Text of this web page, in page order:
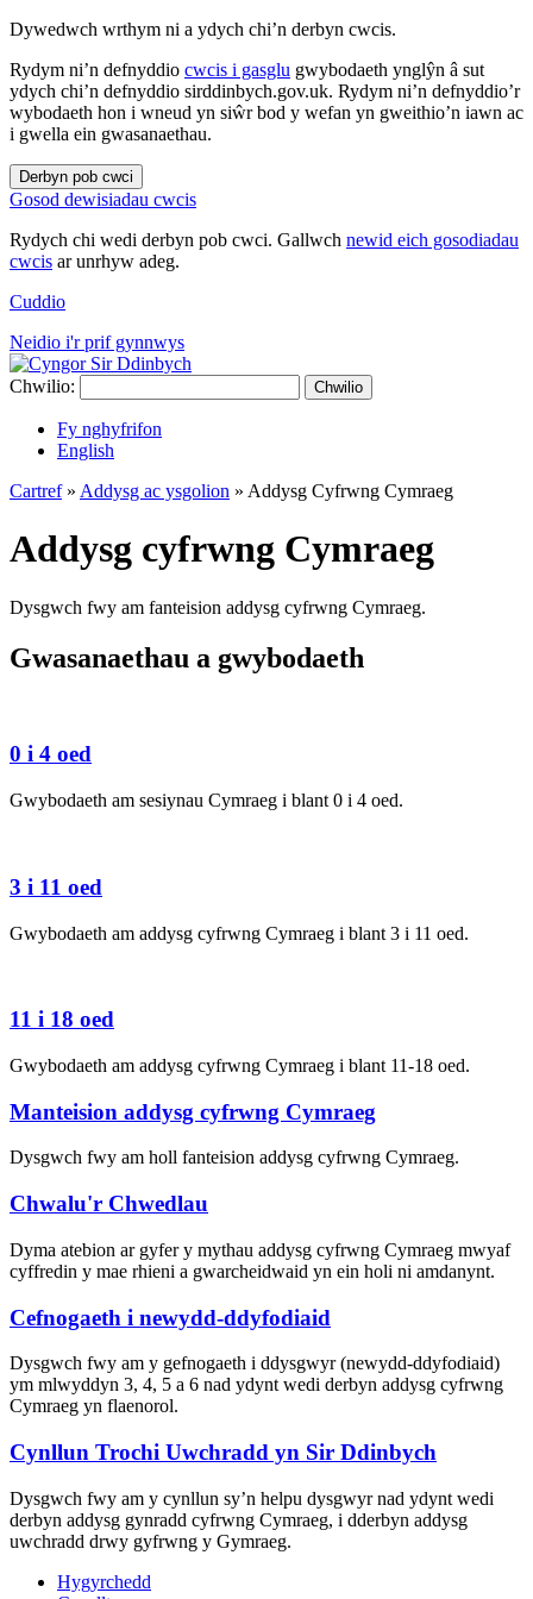
Dywedwch wrthym ni a ydych chi’n derbyn cwcis.
Rydym ni’n defnyddio cwcis i gasglu gwybodaeth ynglŷn â sut
ydych chi’n defnyddio sirddinbych.gov.uk. Rydym ni’n defnyddio’r
wybodaeth hon i wneud yn siŵr bod y wefan yn gweithio’n iawn ac
i gwella ein gwasanaethau.
Derbyn pob cwci
Gosod dewisiadau cwcis
Rydych chi wedi derbyn pob cwci. Gallwch newid eich gosodiadau
cwcis ar unrhyw adeg.
Cuddio
Neidio i'r prif gynnwys
Chwilio: Chwilio
Fy nghyfrifon
English
Cartref» Addysg ac ysgolion » Addysg Cyfrwng Cymraeg
Addysg cyfrwng Cymraeg
Dysgwch fwy am fanteision addysg cyfrwng Cymraeg.
Gwasanaethau a gwybodaeth
0 i 4 oed
Gwybodaeth am sesiynau Cymraeg i blant 0 i 4 oed.
3 i 11 oed
Gwybodaeth am addysg cyfrwng Cymraeg i blant 3 i 11 oed.
11 i 18 oed
Gwybodaeth am addysg cyfrwng Cymraeg i blant 11-18 oed.
Manteision addysg cyfrwng Cymraeg
Dysgwch fwy am holl fanteision addysg cyfrwng Cymraeg.
Chwalu'r Chwedlau
Dyma atebion ar gyfer y mythau addysg cyfrwng Cymraeg mwyaf
cyffredin y mae rhieni a gwarcheidwaid yn ein holi ni amdanynt.
Cefnogaeth i newydd-ddyfodiaid
Dysgwch fwy am y gefnogaeth i ddysgwyr (newydd-ddyfodiaid)
ym mlwyddyn 3, 4, 5 a 6 nad ydynt wedi derbyn addysg cyfrwng
Cymraeg yn flaenorol.
Cynllun Trochi Uwchradd yn Sir Ddinbych
Dysgwch fwy am y cynllun sy’n helpu dysgwyr nad ydynt wedi
derbyn addysg gynradd cyfrwng Cymraeg, i dderbyn addysg
uwchradd drwy gyfrwng y Gymraeg.
Hygyrchedd